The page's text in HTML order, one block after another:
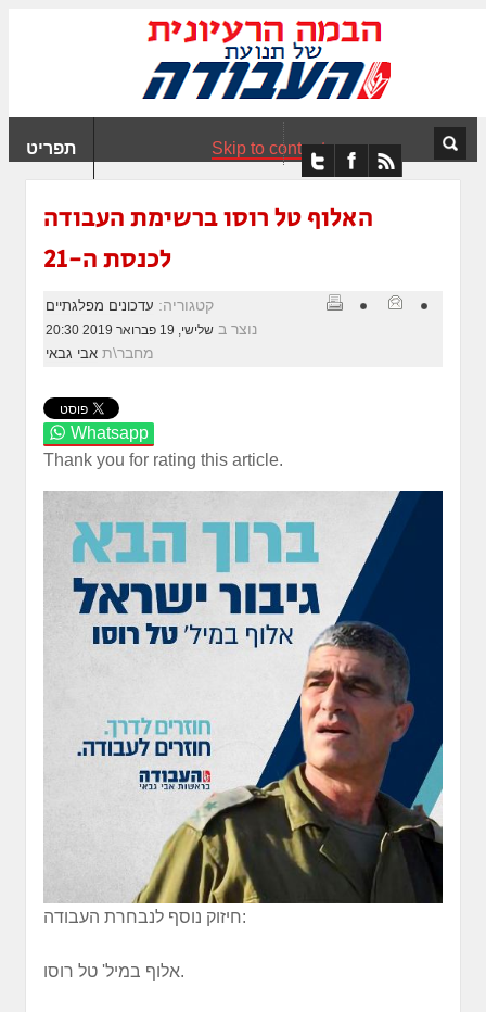
תפריט Skip to content
האלוף טל רוסו ברשימת העבודה
לכנסת ה-21
קטגוריה: עדכונים מפלגתיים
נוצר ב שלישי, 19 פברואר 2019 20:30
מחבר\ת אבי גבאי
Whatsapp
Thank you for rating this article.
חיזוק נוסף לנבחרת העבודה:
אלוף במיל' טל רוסו.